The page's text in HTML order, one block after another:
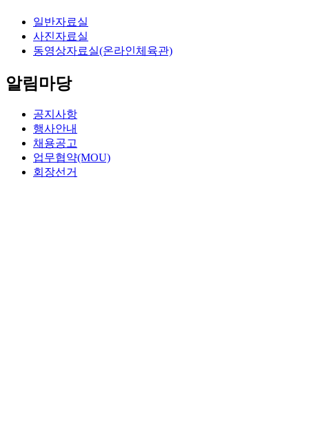
일반자료실
사진자료실
동영상자료실(온라인체육관)
알림마당
공지사항
행사안내
채용공고
업무협약(MOU)
회장선거